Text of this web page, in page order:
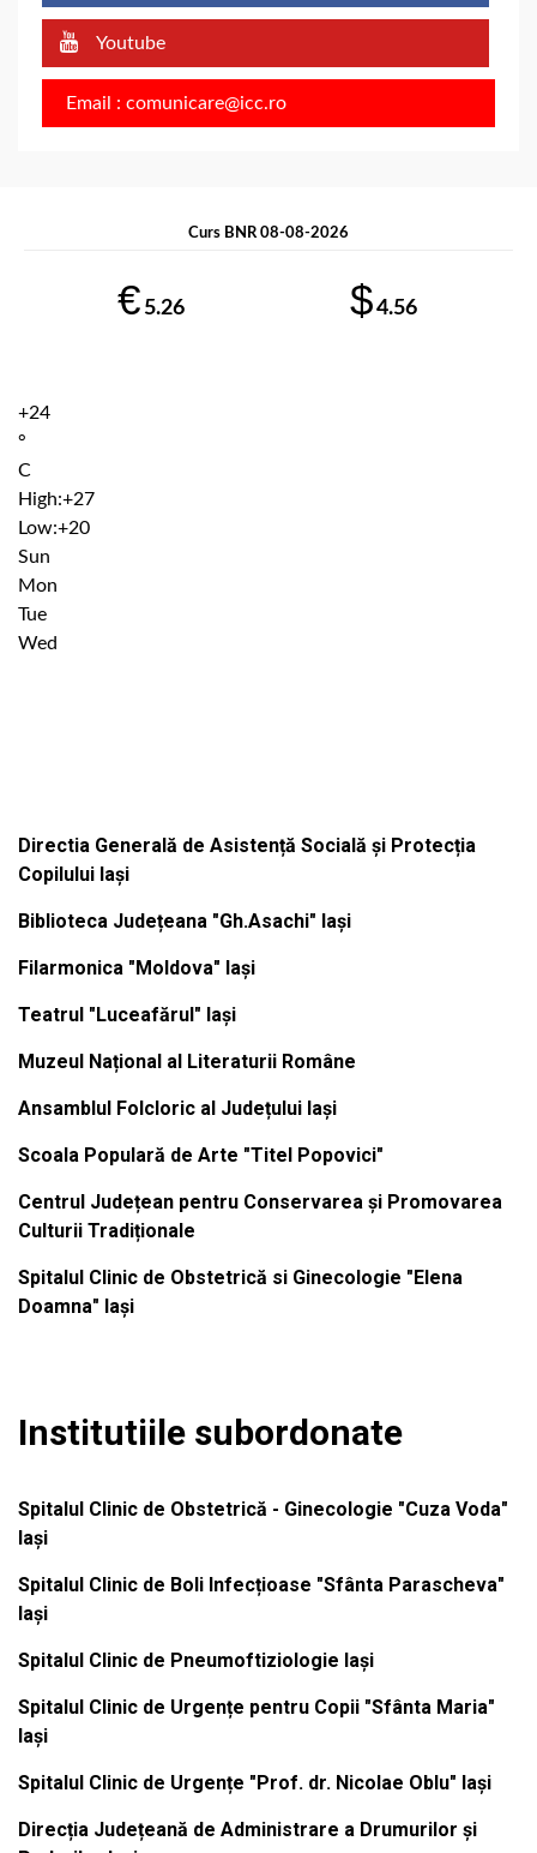
Youtube
Email : comunicare@icc.ro
Curs BNR 08-08-2026
€ 5.26 $4.56
+24
°
C
High:+27
Low:+20
Sun
Mon
Tue
Wed
Directia Generală de Asistență Socială și Protecția
Copilului Iași
Biblioteca Județeana "Gh.Asachi" Iași
Filarmonica "Moldova" Iași
Teatrul "Luceafărul" Iași
Muzeul Național al Literaturii Române
Ansamblul Folcloric al Județului Iași
Scoala Populară de Arte "Titel Popovici"
Centrul Județean pentru Conservarea și Promovarea
Culturii Tradiționale
Spitalul Clinic de Obstetrică si Ginecologie "Elena
Doamna" Iași
Institutiile subordonate
Spitalul Clinic de Obstetrică - Ginecologie "Cuza Voda"
Iași
Spitalul Clinic de Boli Infecțioase "Sfânta Parascheva"
Iași
Spitalul Clinic de Pneumoftiziologie Iași
Spitalul Clinic de Urgențe pentru Copii "Sfânta Maria"
Iași
Spitalul Clinic de Urgențe "Prof. dr. Nicolae Oblu" Iași
Direcția Județeană de Administrare a Drumurilor și